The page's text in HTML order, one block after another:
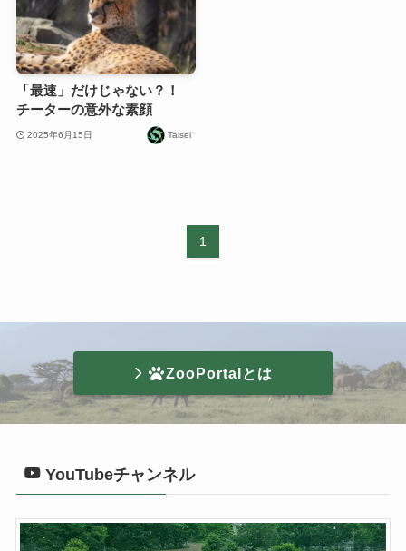
「最速」だけじゃない？！
チーターの意外な素顔
2025年6月15日 Taisei
1
ZooPortalとは
YouTubeチャンネル